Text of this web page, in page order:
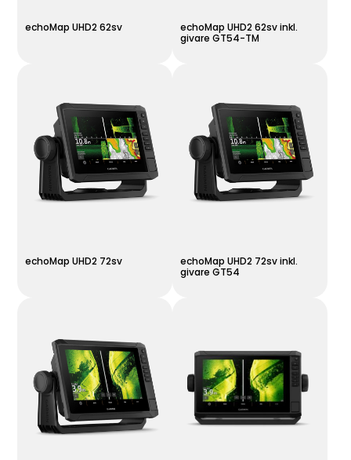
echoMap UHD2 62sv
echoMap UHD2 62sv inkl.
givare GT54-TM
echoMap UHD2 72sv
echoMap UHD2 72sv inkl.
givare GT54